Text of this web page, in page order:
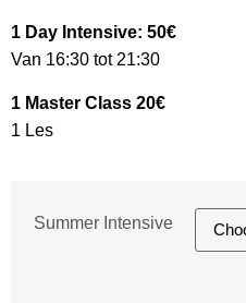
1 Day Intensive: 50€
Van 16:30 tot 21:30
1 Master Class 20€
1 Les
Summer Intensive